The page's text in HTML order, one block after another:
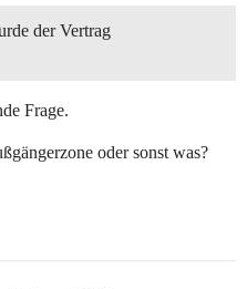
der Vertrag
Frage.
oder sonst was?